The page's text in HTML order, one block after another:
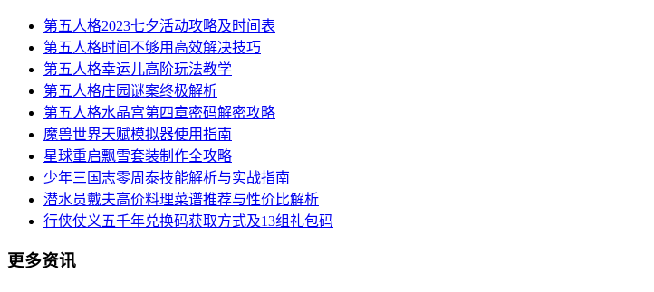
第五人格2023七夕活动攻略及时间表
第五人格时间不够用高效解决技巧
第五人格幸运儿高阶玩法教学
第五人格庄园谜案终极解析
第五人格水晶宫第四章密码解密攻略
魔兽世界天赋模拟器使用指南
星球重启飘雪套装制作全攻略
少年三国志零周泰技能解析与实战指南
潜水员戴夫高价料理菜谱推荐与性价比解析
行侠仗义五千年兑换码获取方式及13组礼包码
更多资讯